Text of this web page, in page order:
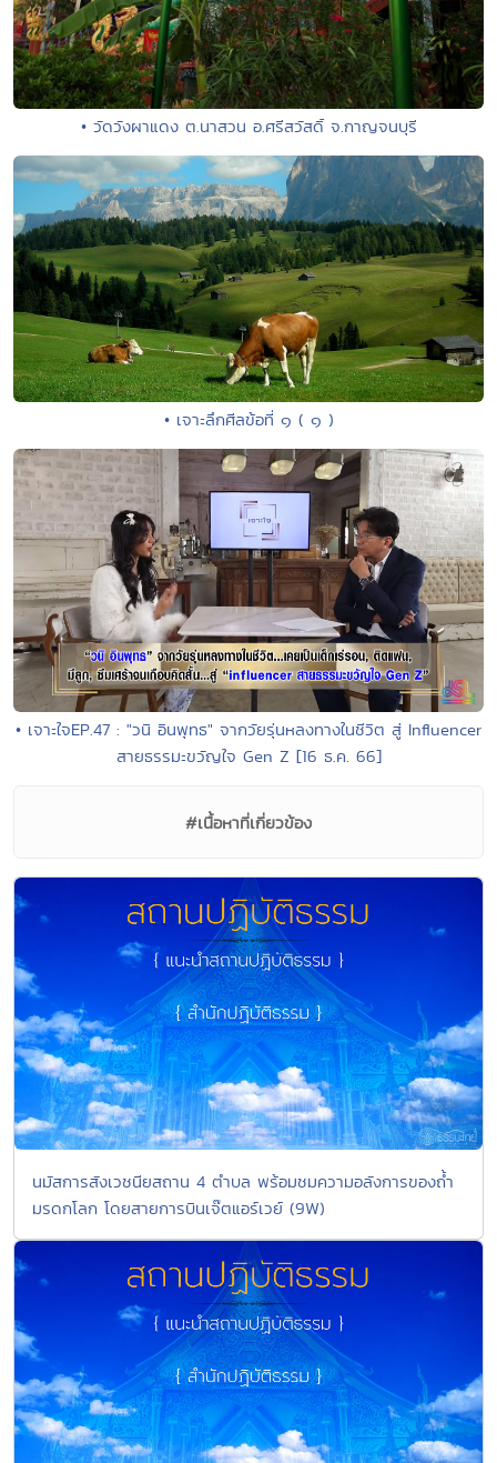
• วัดวังผาแดง ต.นาสวน อ.ศรีสวัสดิ์ จ.กาญจนบุรี
• เจาะลึกศีลข้อที่ ๑ ( ๑ )
• เจาะใจEP.47 : "วนิ อินพุทธ" จากวัยรุ่นหลงทางในชีวิต สู่ Influencer
สายธรรมะขวัญใจ Gen Z [16 ธ.ค. 66]
#เนื้อหาที่เกี่ยวข้อง
นมัสการสังเวชนียสถาน 4 ตำบล พร้อมชมความอลังการของถ้ำ
มรดกโลก โดยสายการบินเจ๊ตแอร์เวย์ (9W)